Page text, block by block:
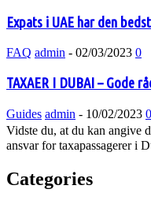
Expats i UAE har den
FAQ admin - 02/03/2023 0
TAXAER I DUBAI – Gode
Guides admin - 10/02/2023 0
Vidste du, at du kan angive
ansvar for taxapassagerer i
Categories